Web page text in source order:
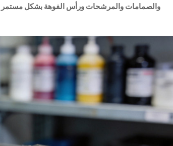
والصمامات والمرشحات ورأس الفوهة بشكل مستمر